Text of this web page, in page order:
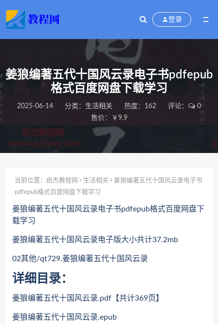
登录
姜狼编著五代十国风云录电子书pdfepub
格式百度网盘下载学习
2025-06-14 分类： 生活相关 热度：162 评论：
0
售价：￥9.9
当前位置： 启杰教程网 生活相关
姜狼编著五代十国风云录电子书
pdfepub格式百度网盘下载学习
姜狼编著五代十国风云录电子书pdfepub格式百度网盘下
载学习
姜狼编著五代十国风云录电子版大小共计37.2mb
02其他/qt729.姜狼编著五代十国风云录
详细目录：
姜狼编著五代十国风云录.pdf【共计369页】
姜狼编著五代十国风云录.epub